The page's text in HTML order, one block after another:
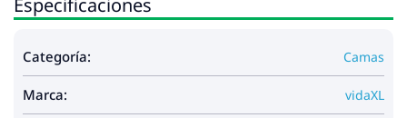
Material de relleno: Muelles ensacados,
Firmeza: Media
Dimensiones: 160 x 200 x 20 cm (ancho x largo
x alto)
Colchón superior topper:
Categoría: Camas
Marca: vidaXL